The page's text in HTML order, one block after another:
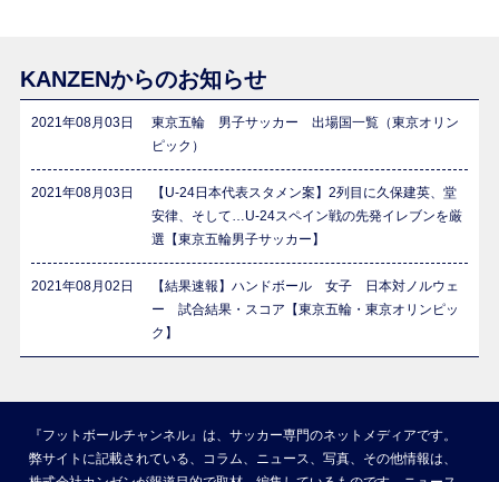
KANZENからのお知らせ
2021年08月03日
東京五輪 男子サッカー 出場国一覧（東京オリン
ピック）
2021年08月03日
【U-24日本代表スタメン案】2列目に久保建英、堂
安律、そして…U-24スペイン戦の先発イレブンを厳
選【東京五輪男子サッカー】
2021年08月02日
【結果速報】ハンドボール 女子 日本対ノルウェ
ー 試合結果・スコア【東京五輪・東京オリンピッ
ク】
『フットボールチャンネル』は、サッカー専門のネットメディアです。
弊サイトに記載されている、コラム、ニュース、写真、その他情報は、